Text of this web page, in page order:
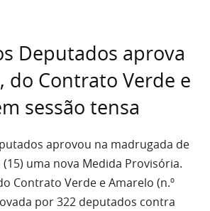
Deputados aprova
do Contrato Verde e
sessão tensa
aprovou na madrugada de
uma nova Medida Provisória.
Contrato Verde e Amarelo (n.º
por 322 deputados contra